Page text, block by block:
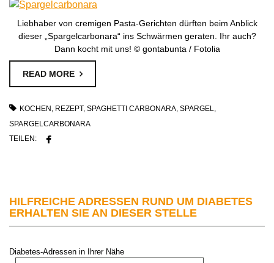
Liebhaber von cremigen Pasta-Gerichten dürften beim Anblick
dieser „Spargelcarbonara“ ins Schwärmen geraten. Ihr auch?
Dann kocht mit uns! © gontabunta / Fotolia
READ MORE
KOCHEN , REZEPT, SPAGHETTI CARBONARA, SPARGEL,
SPARGELCARBONARA
TEILEN:
HILFREICHE ADRESSEN RUND UM DIABETES
ERHALTEN SIE AN DIESER STELLE
Diabetes-Adressen in Ihrer Nähe